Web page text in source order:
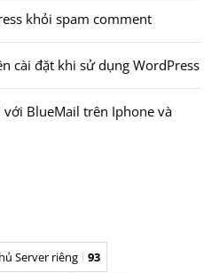
khỏi spam comment
cài đặt khi sử dụng WordPress
BlueMail trên Iphone và
Server riêng 93